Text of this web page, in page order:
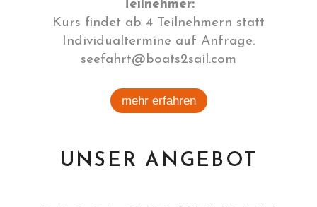
Teilnehmer:
Kurs findet ab 4 Teilnehmern statt
Individualtermine auf Anfrage:
seefahrt@boats2sail.com
mehr erfahren
UNSER ANGEBOT